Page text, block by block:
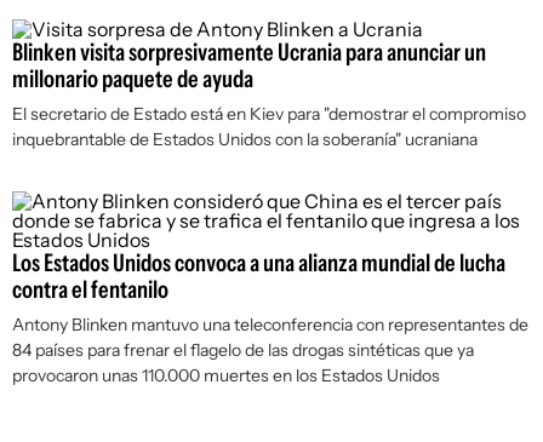
Blinken visita sorpresivamente Ucrania para anunciar un
millonario paquete de ayuda
El secretario de Estado está en Kiev para "demostrar el compromiso
inquebrantable de Estados Unidos con la soberanía" ucraniana
Los Estados Unidos convoca a una alianza mundial de lucha
contra el fentanilo
Antony Blinken mantuvo una teleconferencia con representantes de
84 países para frenar el flagelo de las drogas sintéticas que ya
provocaron unas 110.000 muertes en los Estados Unidos